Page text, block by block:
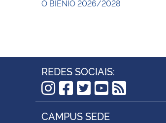
O BIÊNIO 2026/2028
REDES SOCIAIS:
Instagram
Facebook
Twitter
YouTube
RSS
CAMPUS SEDE